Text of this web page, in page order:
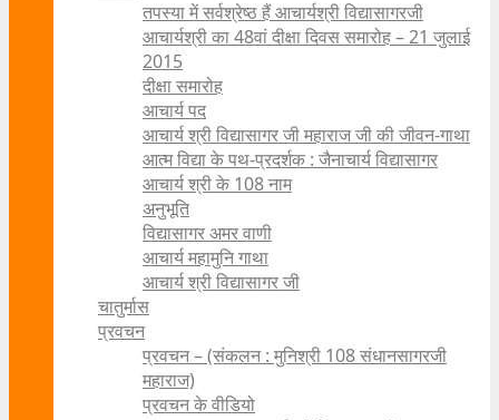
तपस्या में सर्वश्रेष्ठ हैं आचार्यश्री विद्यासागरजी
आचार्यश्री का 48वां दीक्षा दिवस समारोह – 21 जुलाई
2015
दीक्षा समारोह
आचार्य पद
आचार्य श्री विद्यासागर जी महाराज जी की जीवन-गाथा
आत्म विद्या के पथ-प्रदर्शक : जैनाचार्य विद्यासागर
आचार्य श्री के 108 नाम
अनुभूति
विद्यासागर अमर वाणी
आचार्य महामुनि गाथा
आचार्य श्री विद्यासागर जी
चातुर्मास
प्रवचन
प्रवचन – (संकलन : मुनिश्री 108 संधानसागरजी
महाराज)
प्रवचन के वीडियो